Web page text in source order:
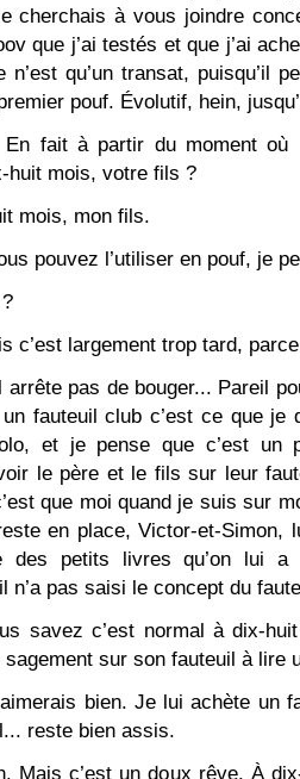
cherchais à vous joindre
que j’ai testés et que j’ai
n’est qu’un transat, puisqu’il
pouf. Évolutif, hein,
fait à partir du moment où
huit mois, votre fils ?
mois, mon fils.
pouvez l’utiliser en pouf, je
c’est largement trop tard,
arrête pas de bouger... Pareil
fauteuil club c’est ce que
et je pense que c’est un
le père et le fils sur leur
que moi quand je suis sur
en place, Victor-et-Simon,
petits livres qu’on lui a
n’a pas saisi le concept du
savez c’est normal à dix-
sagement sur son fauteuil à lire
bien. Je lui achète un
reste bien assis.
Mais c’est un doux rêve. À